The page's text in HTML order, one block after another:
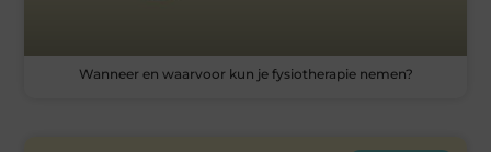
Wanneer en waarvoor kun je fysiotherapie nemen?